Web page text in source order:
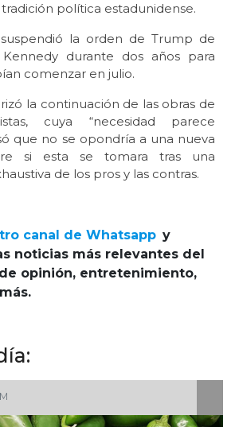
política estadunidense.
la orden de Trump de
durante dos años para
comenzar en julio.
la continuación de las obras de
cuya “necesidad parece
que no se opondría a una nueva
si esta se tomara tras una
de los pros y las contras.
canal de Whatsapp y
noticias más relevantes del
opinión, entretenimiento,